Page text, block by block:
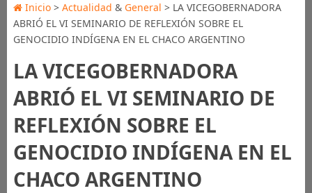
Inicio> Actualidad & General > LA VICEGOBERNADORA
ABRIÓ EL VI SEMINARIO DE REFLEXIÓN SOBRE EL
GENOCIDIO INDÍGENA EN EL CHACO ARGENTINO
LA VICEGOBERNADORA
ABRIÓ EL VI SEMINARIO DE
REFLEXIÓN SOBRE EL
GENOCIDIO INDÍGENA EN EL
CHACO ARGENTINO